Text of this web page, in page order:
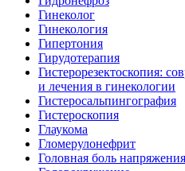
Гинеколог
Гинекология
Гипертония
Гирудотерапия
Гистерорезектоскопия:
и лечения в гинекологии
Гистеросальпингография
Гистероскопия
Глаукома
Гломерулонефрит
Головная боль напряжения